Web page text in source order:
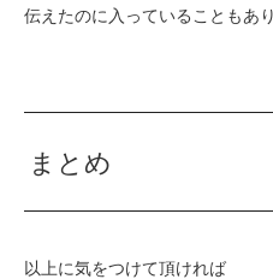
伝えたのに入っていることもあ
まとめ
以上に気をつけて頂ければ